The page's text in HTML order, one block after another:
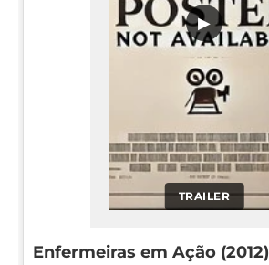
TRAILER
▶
Enfermeiras em Ação (2012)